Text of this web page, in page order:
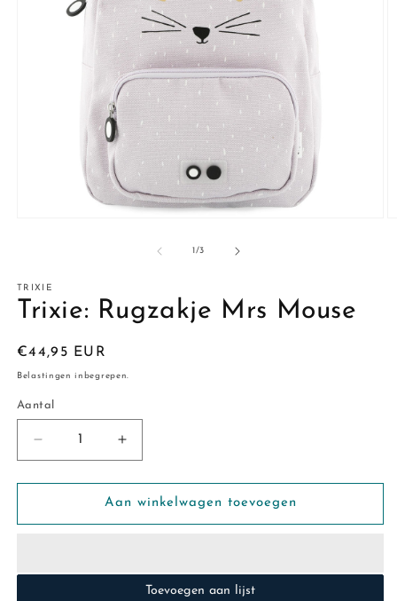
1/van
3
TRIXIE
Trixie: Rugzakje Mrs Mouse
Normale
prijs
€44,95 EUR
Belastingen inbegrepen.
Aantal
Aantal
Aantal
verlagen
voor
Rugzakje
Aantal
verhogen
voor
Trixie:
Rugzakje
Aan winkelwagen toevoegen
Toevoegen aan lijst